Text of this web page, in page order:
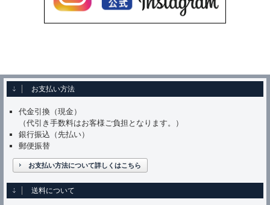
お支払い方法
代金引換（現金）
（代引き手数料はお客様ご負担となります。）
銀行振込（先払い）
郵便振替
お支払い方法について詳しくはこちら
送料について